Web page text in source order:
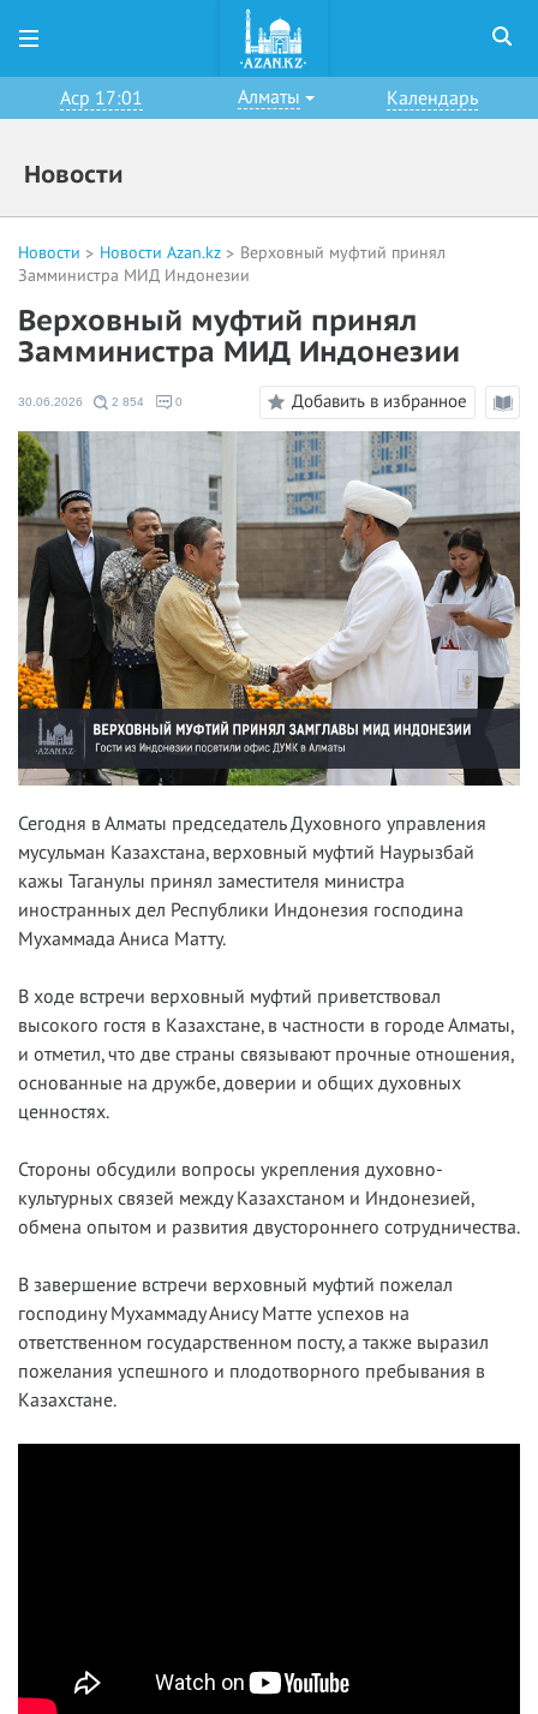
Аср 17:01 Алматы Календарь
Новости
Новости Новости Azan.kz
Верховный муфтий принял
Замминистра МИД Индонезии
Верховный муфтий принял
Замминистра МИД Индонезии
30.06.2026 2 854 0
Добавить в избранное
Сегодня в Алматы председатель Духовного управления
мусульман Казахстана, верховный муфтий Наурызбай
кажы Таганулы принял заместителя министра
иностранных дел Республики Индонезия господина
Мухаммада Аниса Матту.
В ходе встречи верховный муфтий приветствовал
высокого гостя в Казахстане, в частности в городе Алматы,
и отметил, что две страны связывают прочные отношения,
основанные на дружбе, доверии и общих духовных
ценностях.
Стороны обсудили вопросы укрепления духовно-
культурных связей между Казахстаном и Индонезией,
обмена опытом и развития двустороннего сотрудничества.
В завершение встречи верховный муфтий пожелал
господину Мухаммаду Анису Матте успехов на
ответственном государственном посту, а также выразил
пожелания успешного и плодотворного пребывания в
Казахстане.